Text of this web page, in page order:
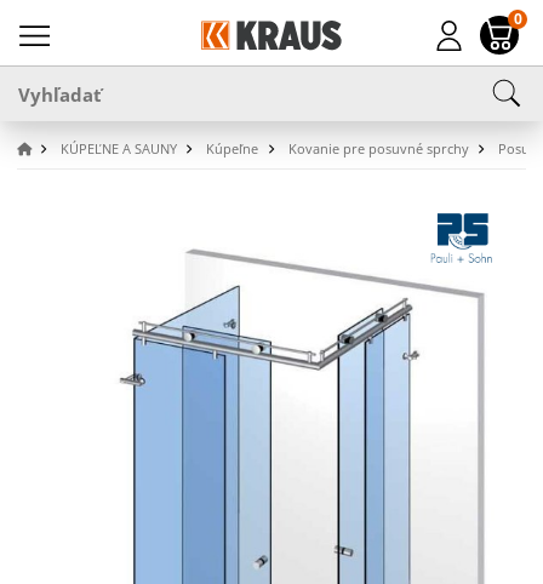
0
KÚPEĽNE A SAUNY Kúpeľne Kovanie pre posuvné sprchy